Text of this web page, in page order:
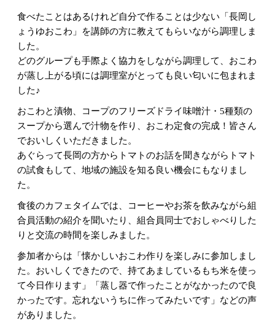
食べたことはあるけれど自分で作ることは少ない「長岡し
ょうゆおこわ」を講師の方に教えてもらいながら調理しま
した。
どのグループも手際よく協力をしながら調理して、おこわ
が蒸し上がる頃には調理室がとっても良い匂いに包まれま
した♪
おこわと漬物、コープのフリーズドライ味噌汁・5種類の
スープから選んで汁物を作り、おこわ定食の完成！皆さん
でおいしくいただきました。
あぐらって長岡の方からトマトのお話を聞きながらトマト
の試食もして、地域の施設を知る良い機会にもなりまし
た。
食後のカフェタイムでは、コーヒーやお茶を飲みながら組
合員活動の紹介を聞いたり、組合員同士でおしゃべりした
りと交流の時間を楽しみました。
参加者からは「懐かしいおこわ作りを楽しみに参加しまし
た。おいしくできたので、持てあましているもち米を使っ
て今日作ります」「蒸し器で作ったことがなかったので良
かったです。忘れないうちに作ってみたいです」などの声
がありました。